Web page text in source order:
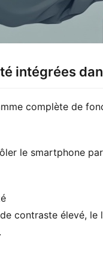
intégrées
complète de
le smartphone
contraste élevé,